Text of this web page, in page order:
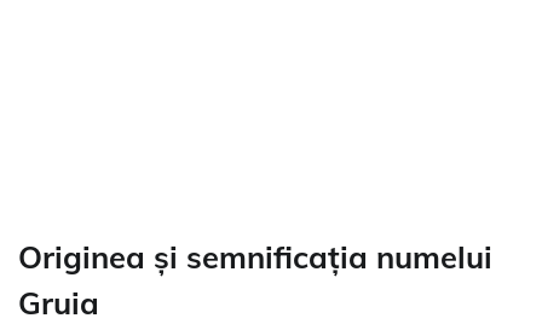
Originea și semnificația numelui
Gruia